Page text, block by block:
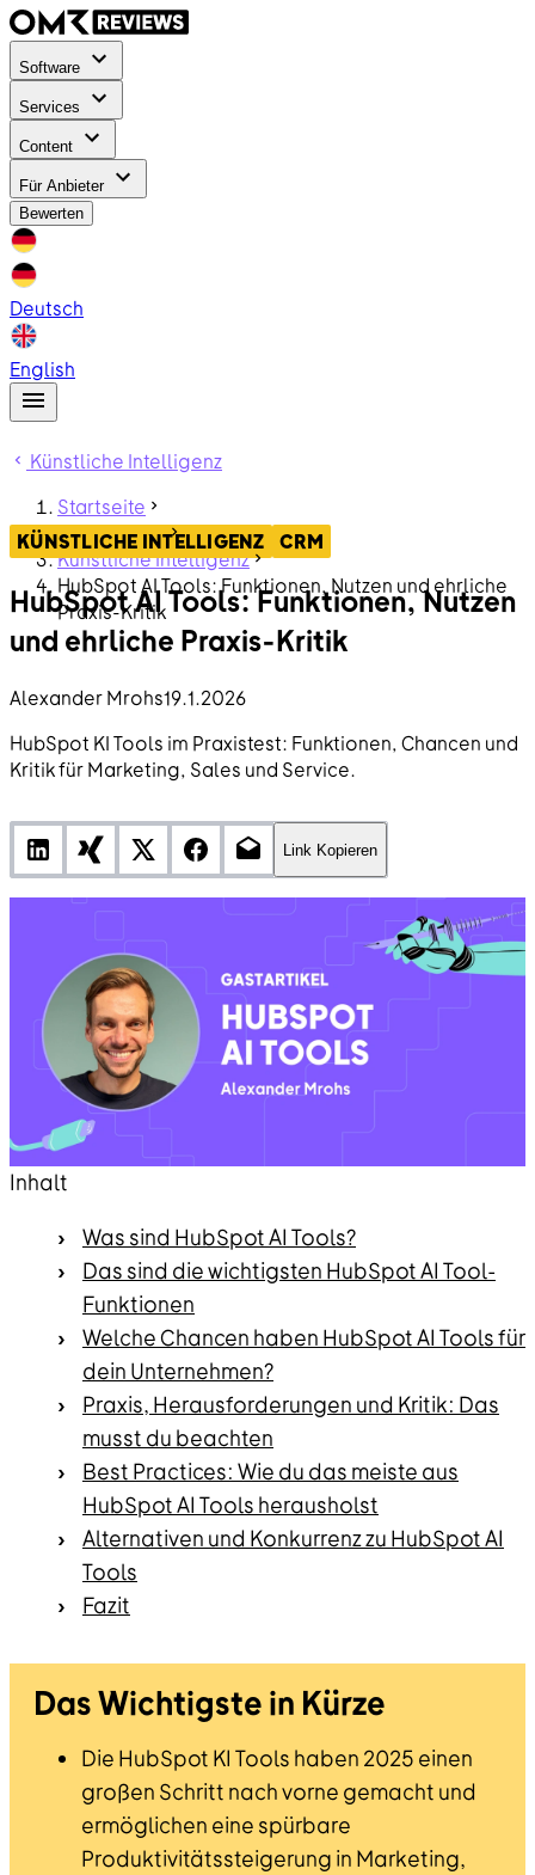
Software
Services
Content
Für Anbieter
Bewerten
Deutsch
English
Künstliche Intelligenz
Startseite
ContentHub
Künstliche Intelligenz
HubSpot AI Tools: Funktionen, Nutzen und ehrliche
Praxis-Kritik
KÜNSTLICHE INTELLIGENZ CRM
HubSpot AI Tools: Funktionen, Nutzen
und ehrliche Praxis-Kritik
Alexander Mrohs19.1.2026
HubSpot KI Tools im Praxistest: Funktionen, Chancen und
Kritik für Marketing, Sales und Service.
Link Kopieren
Inhalt
Was sind HubSpot AI Tools?
Das sind die wichtigsten HubSpot AI Tool-
Funktionen
Welche Chancen haben HubSpot AI Tools für
dein Unternehmen?
Praxis, Herausforderungen und Kritik: Das
musst du beachten
Best Practices: Wie du das meiste aus
HubSpot AI Tools herausholst
Alternativen und Konkurrenz zu HubSpot AI
Tools
Fazit
Das Wichtigste in Kürze
Die HubSpot KI Tools haben 2025 einen
großen Schritt nach vorne gemacht und
ermöglichen eine spürbare
Produktivitätssteigerung in Marketing,